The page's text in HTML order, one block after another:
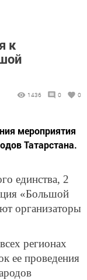
к
1436 0 0
мероприятия
Татарстана.
единства, 2
«Большой
организаторы
регионах
ее проведения